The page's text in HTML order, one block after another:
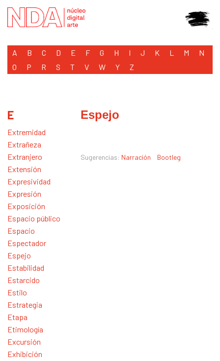
A B C D E F G H I J K L M
N
O
P R S T V W Y Z
E
Extremidad
Extrañeza
Extranjero
Extensión
Expresividad
Expresión
Exposición
Espacio público
Espacio
Espectador
Espejo
Estabilidad
Estarcido
Estilo
Estrategia
Etapa
Etimología
Excursión
Exhibición
Espejo
Sugerencias: Narración Bootleg